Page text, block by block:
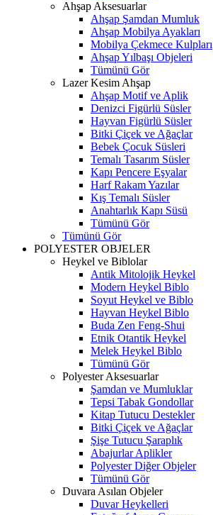
Ahşap Aksesuarlar
Ahşap Şamdan Mumluk
Ahşap Mobilya Ayakları
Mobilya Çekmece Kulpları
Ahşap Yılbaşı Objeleri
Tümünü Gör
Lazer Kesim Ahşap
Ahşap Motif ve Aplik
Denizci Figürlü Süsler
Hayvan Figürlü Süsler
Bitki Çiçek ve Ağaçlar
Bebek Çocuk Süsleri
Temalı Tasarım Süsler
Kapı Pencere Eşyalar
Harf Rakam Yazılar
Kış Temalı Süsler
Anahtarlık Kapı Süsü
Tümünü Gör
Tümünü Gör
POLYESTER OBJELER
Heykel ve Biblolar
Antik Mitolojik Heykel
Modern Heykel Biblo
Soyut Heykel ve Biblo
Hayvan Heykel Biblo
Buda Zen Feng-Shui
Etnik Otantik Heykel
Melek Heykel Biblo
Tümünü Gör
Polyester Aksesuarlar
Şamdan ve Mumluklar
Tepsi Tabak Gondollar
Kitap Tutucu Destekler
Bitki Çiçek ve Ağaçlar
Şişe Tutucu Şaraplık
Abajurlar Aplikler
Polyester Diğer Objeler
Tümünü Gör
Duvara Asılan Objeler
Duvar Heykelleri